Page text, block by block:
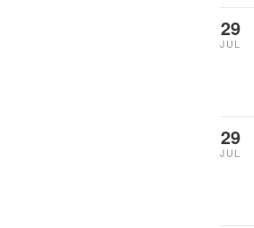
29
JUL
29
JUL